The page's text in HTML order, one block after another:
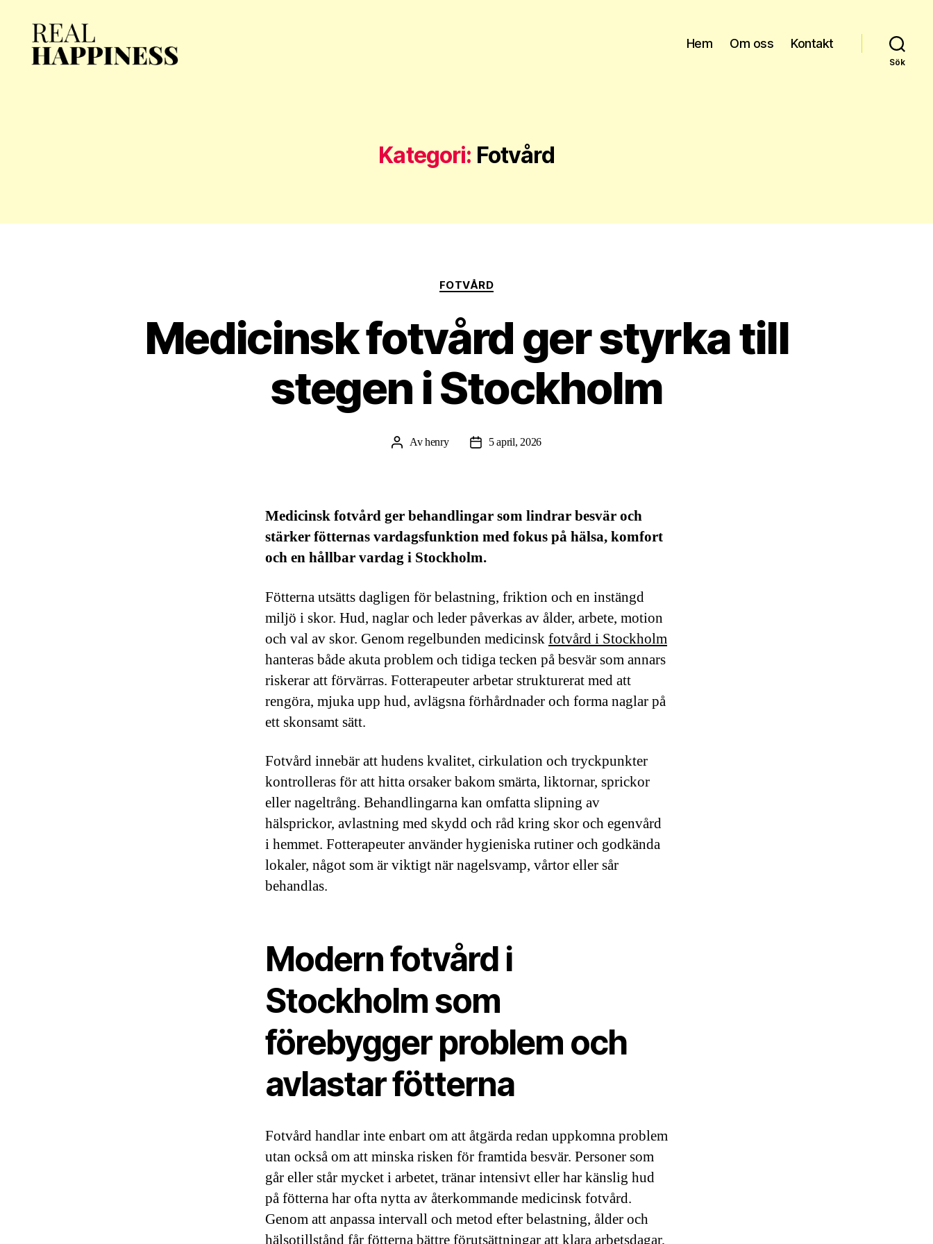
Hem Om oss Kontakt
Sök
Kategori: Fotvård
Kategorier
FOTVÅRD
Medicinsk fotvård ger styrka till
stegen i Stockholm
Inläggsförfattare
Avhenry Inläggsdatum
5 april, 2026
Medicinsk fotvård ger behandlingar som lindrar besvär och
stärker fötternas vardagsfunktion med fokus på hälsa, komfort
och en hållbar vardag i Stockholm.
Fötterna utsätts dagligen för belastning, friktion och en instängd
miljö i skor. Hud, naglar och leder påverkas av ålder, arbete, motion
och val av skor. Genom regelbunden medicinskfotvård i Stockholm
hanteras både akuta problem och tidiga tecken på besvär som annars
riskerar att förvärras. Fotterapeuter arbetar strukturerat med att
rengöra, mjuka upp hud, avlägsna förhårdnader och forma naglar på
ett skonsamt sätt.
Fotvård innebär att hudens kvalitet, cirkulation och tryckpunkter
kontrolleras för att hitta orsaker bakom smärta, liktornar, sprickor
eller nageltrång. Behandlingarna kan omfatta slipning av
hälsprickor, avlastning med skydd och råd kring skor och egenvård
i hemmet. Fotterapeuter använder hygieniska rutiner och godkända
lokaler, något som är viktigt när nagelsvamp, vårtor eller sår
behandlas.
Modern fotvård i
Stockholm som
förebygger problem och
avlastar fötterna
Fotvård handlar inte enbart om att åtgärda redan uppkomna problem
utan också om att minska risken för framtida besvär. Personer som
går eller står mycket i arbetet, tränar intensivt eller har känslig hud
på fötterna har ofta nytta av återkommande medicinsk fotvård.
Genom att anpassa intervall och metod efter belastning, ålder och
hälsotillstånd får fötterna bättre förutsättningar att klara arbetsdagar,